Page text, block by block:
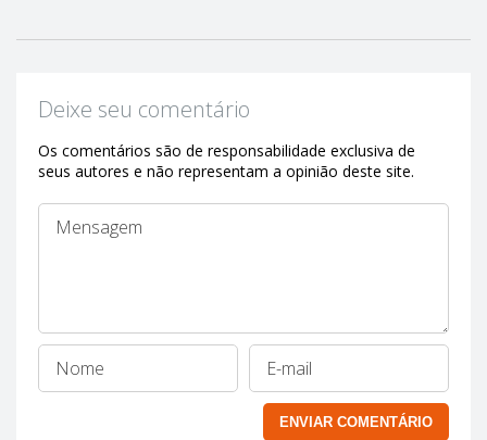
Deixe seu comentário
Os comentários são de responsabilidade exclusiva de
seus autores e não representam a opinião deste site.